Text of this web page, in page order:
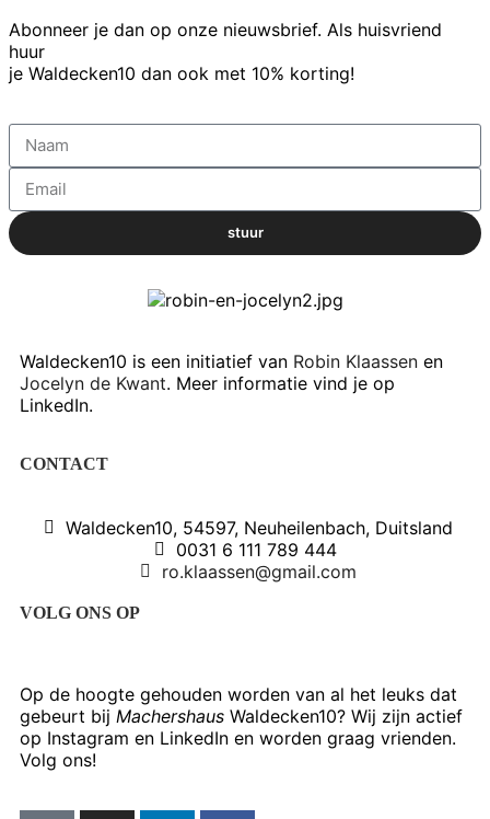
Abonneer je dan op onze nieuwsbrief. Als huisvriend
huur
je Waldecken10 dan ook met 10% korting!
stuur
Waldecken10 is een initiatief van Robin Klaassen en
Jocelyn de Kwant. Meer informatie vind je op
LinkedIn.
CONTACT
Waldecken10, 54597, Neuheilenbach, Duitsland
0031 6 111 789 444
ro.klaassen@gmail.com
VOLG ONS OP
Op de hoogte gehouden worden van al het leuks dat
gebeurt bij Machershaus Waldecken10? Wij zijn actief
op Instagram en LinkedIn en worden graag vrienden.
Volg ons!